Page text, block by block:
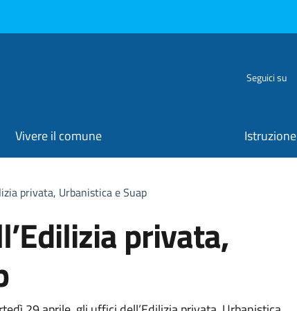
Seguici su
Vivere il comune Istruzione
privata, Urbanistica e Suap
privata,